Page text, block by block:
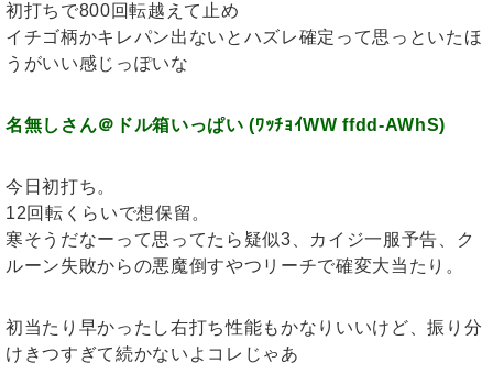
初打ちで800回転越えて止め
イチゴ柄かキレパン出ないとハズレ確定って思っといたほ
うがいい感じっぽいな
名無しさん＠ドル箱いっぱい (ﾜｯﾁｮｲWW ffdd-AWhS)
今日初打ち。
12回転くらいで想保留。
寒そうだなーって思ってたら疑似3、カイジ一服予告、ク
ルーン失敗からの悪魔倒すやつリーチで確変大当たり。
初当たり早かったし右打ち性能もかなりいいけど、振り分
けきつすぎて続かないよコレじゃあ